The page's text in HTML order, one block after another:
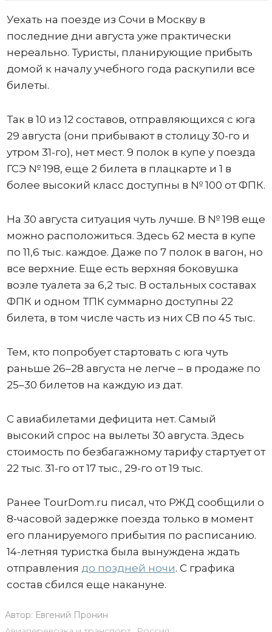
Уехать на поезде из Сочи в Москву в
последние дни августа уже практически
нереально. Туристы, планирующие прибыть
домой к началу учебного года раскупили все
билеты.
Так в 10 из 12 составов, отправляющихся с юга
29 августа (они прибывают в столицу 30-го и
утром 31-го), нет мест. 9 полок в купе у поезда
ГСЭ № 198, еще 2 билета в плацкарте и 1 в
более высокий класс доступны в № 100 от ФПК.
На 30 августа ситуация чуть лучше. В № 198 еще
можно расположиться. Здесь 62 места в купе
по 11,6 тыс. каждое. Даже по 7 полок в вагон, но
все верхние. Еще есть верхняя боковушка
возле туалета за 6,2 тыс. В остальных составах
ФПК и одном ТПК суммарно доступны 22
билета, в том числе часть из них СВ по 45 тыс.
Тем, кто попробует стартовать с юга чуть
раньше 26–28 августа не легче – в продаже по
25–30 билетов на каждую из дат.
С авиабилетами дефицита нет. Самый
высокий спрос на вылеты 30 августа. Здесь
стоимость по безбагажному тарифу стартует от
22 тыс. 31-го от 17 тыс., 29-го от 19 тыс.
Ранее TourDom.ru писал, что РЖД сообщили о
8-часовой задержке поезда только в момент
его планируемого прибытия по расписанию.
14-летняя туристка была вынуждена ждать
отправления до поздней ночи. С графика
состав сбился еще накануне.
Автор: Евгений Пронин